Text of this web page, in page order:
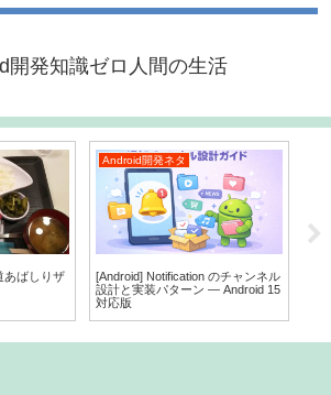
開発知識ゼロ人間の生活
あばしりザ
Android開発ネタ
[Android] Notification のチャンネル
設計と実装パターン — Android 15
対応版